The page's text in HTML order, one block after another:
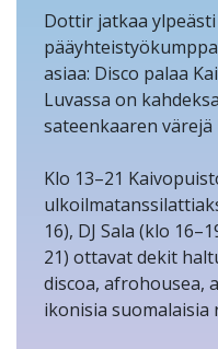
Dottir jatkaa
asiaa: Disco palaa
Luvassa on
sateenkaaren värejä
Klo 13–21
16), DJ Sala (klo
21) ottavat dekit
discoa, afrohousea,
ikonisia suomalaisia